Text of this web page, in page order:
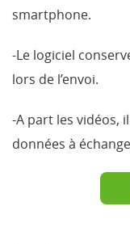
smartphone.
-Le logiciel
lors de l’envoi.
-A part les vidéos,
données à